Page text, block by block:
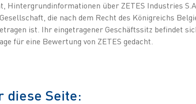
Hintergrundinformationen über ZETES Industries
die nach dem Recht des Königreichs
ist. Ihr eingetragener Geschäftssitz befindet
für eine Bewertung von ZETES gedacht.
diese Seite: